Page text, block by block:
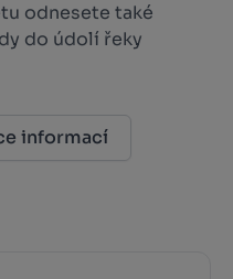
odnesete také
do údolí řeky
informací